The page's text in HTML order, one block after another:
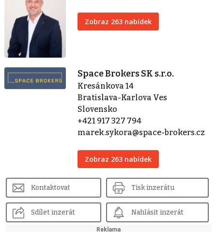
Zobraz 263 nabídek
Space Brokers SK s.r.o.
Kresánkova 14
Bratislava-Karlova Ves
Slovensko
+421 917 327 794
marek.sykora@space-brokers.cz
Zobraz 263 nabídek
Kontaktovat Tisk inzerátu
Sdílet inzerát Nahlásit inzerát